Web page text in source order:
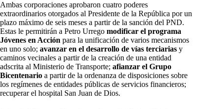
Ambas corporaciones aprobaron cuatro poderes
extraordinarios otorgados al Presidente de la República por un
plazo máximo de seis meses a partir de la sanción del PND.
Estas le permitirán a Petro Urrego modificar el programa
Jóvenes en Acción para la unificación de varios mecanismos
en uno solo; avanzar en el desarrollo de vías terciarias y
caminos vecinales a partir de la creación de una entidad
adscrita al Ministerio de Transporte; afianzar el Grupo
Bicentenario a partir de la ordenanza de disposiciones sobre
los regímenes de entidades públicas de servicios financieros;
recuperar el hospital San Juan de Dios.